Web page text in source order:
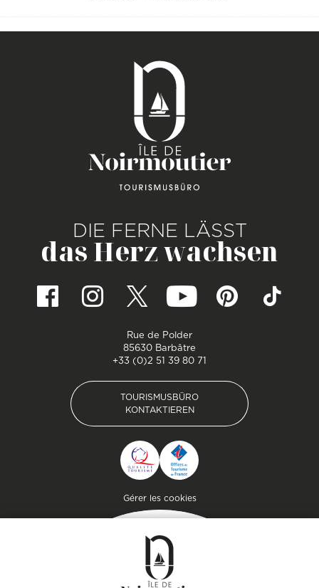
Gérer les cookies
DER INSEL
Lassen Sie sich inspirieren und
bereiten Sie Ihren Aufenthalt
auf der Insel Noirmoutier vor!
DIE FERNE LÄSST
das Herz wachsen
Rue de Polder
85630 Barbâtre
+33 (0)2 51 39 80 71
TOURISMUSBÜRO
KONTAKTIEREN
TOURISMUSBÜRO
KONTAKTIEREN